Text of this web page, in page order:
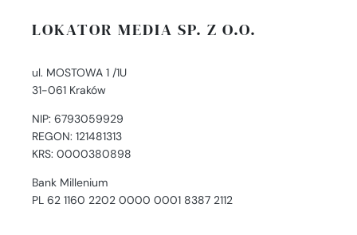
LOKATOR MEDIA SP. Z O.O.
ul. MOSTOWA 1 /1U
31-061 Kraków
NIP: 6793059929
REGON: 121481313
KRS: 0000380898
Bank Millenium
PL 62 1160 2202 0000 0001 8387 2112